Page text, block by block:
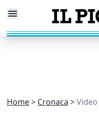
Home Cronaca Video